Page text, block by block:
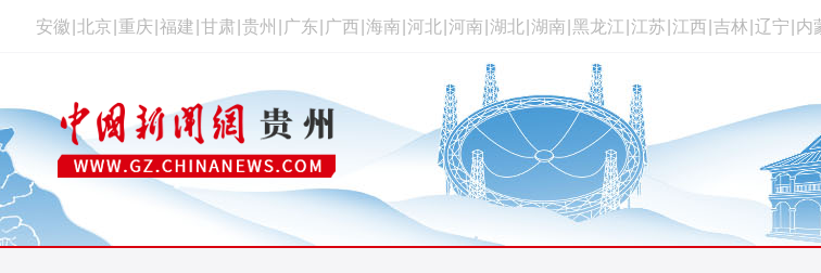
安徽 北京 重庆 福建 甘肃 贵州 广东 广西 海南 河北 河南 湖北 湖南 黑龙江 江苏 江西 吉林 辽宁 内